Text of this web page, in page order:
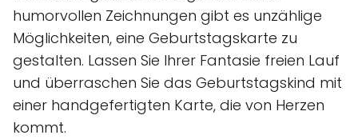
humorvollen Zeichnungen gibt es unzählige
Möglichkeiten, eine Geburtstagskarte zu
gestalten. Lassen Sie Ihrer Fantasie freien Lauf
und überraschen Sie das Geburtstagskind mit
einer handgefertigten Karte, die von Herzen
kommt.